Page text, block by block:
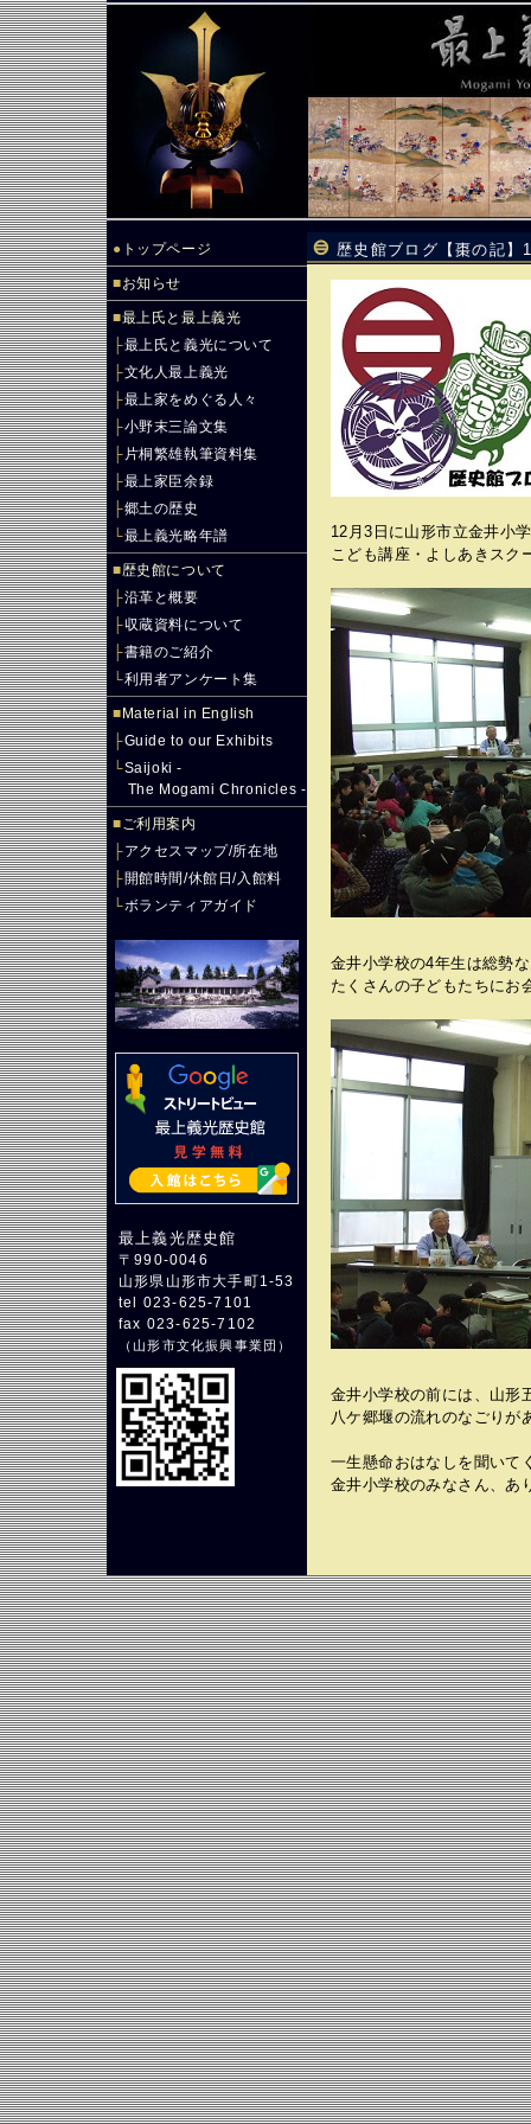
● トップページ
■お知らせ
■最上氏と最上義光
├最上氏と義光について
├文化人最上義光
├最上家をめぐる人々
├小野末三論文集
├ 片桐繁雄執筆資料集
├最上家臣余録
├郷土の歴史
└最上義光略年譜
■歴史館について
├沿革と概要
├収蔵資料について
├書籍のご紹介
└利用者アンケート集
■ Material in English
├Guide to our Exhibits
└Saijoki -
The Mogami Chronicles -
■ご利用案内
├アクセスマップ/所在地
├開館時間/休館日/入館料
└ボランティアガイド
最上義光歴史館
〒990-0046
山形県山形市大手町1-53
tel 023-625-7101
fax 023-625-7102
（山形市文化振興事業団 ）
歴史館ブログ【棗の記
12月3日に山形市立金井小
こども講座・よしあきスク
金井小学校の4年生は総勢
たくさんの子どもたちにお
金井小学校の前には、山形
八ケ郷堰の流れのなごりが
一生懸命おはなしを聞いて
金井小学校のみなさん、あ